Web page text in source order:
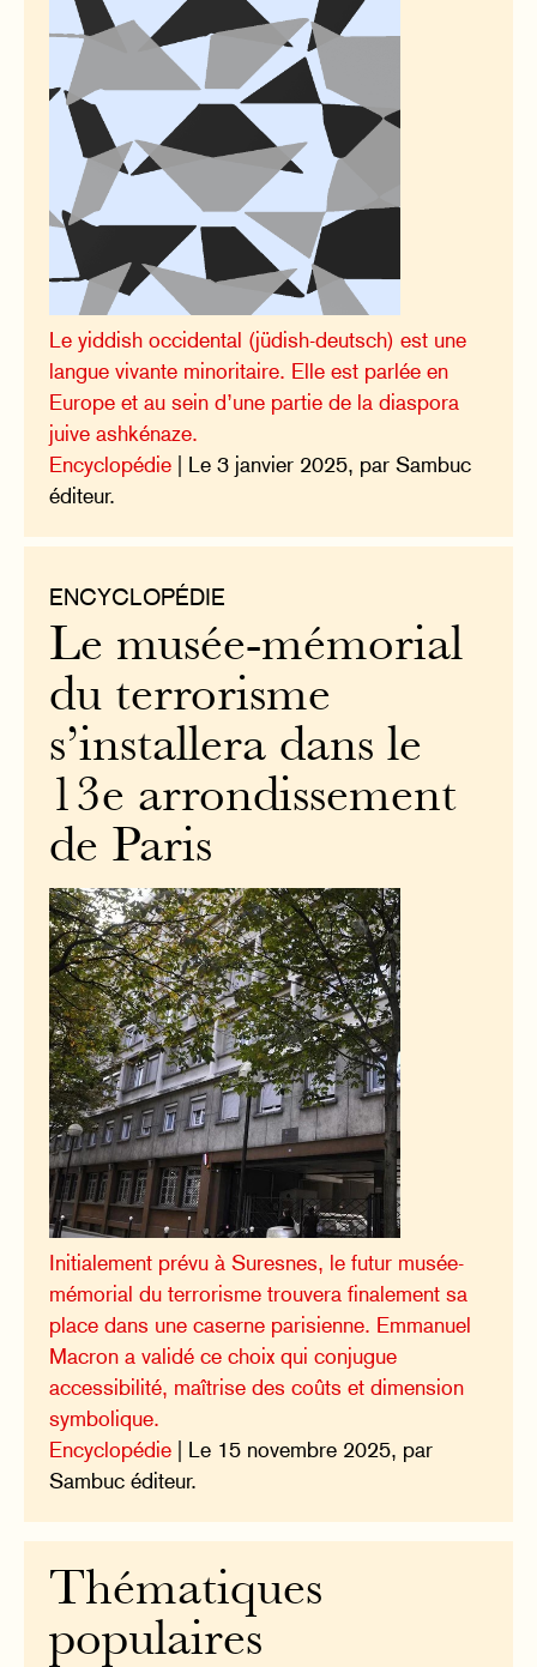
Le yiddish occidental (jüdish-deutsch) est une
langue vivante minoritaire. Elle est parlée en
Europe et au sein d’une partie de la diaspora
juive ashkénaze.
Encyclopédie | Le 3 janvier 2025, par Sambuc
éditeur.
ENCYCLOPÉDIE
Le musée-mémorial
du terrorisme
s’installera dans le
13e arrondissement
de Paris
Initialement prévu à Suresnes, le futur musée-
mémorial du terrorisme trouvera finalement sa
place dans une caserne parisienne. Emmanuel
Macron a validé ce choix qui conjugue
accessibilité, maîtrise des coûts et dimension
symbolique.
Encyclopédie | Le 15 novembre 2025, par
Sambuc éditeur.
Thématiques
populaires